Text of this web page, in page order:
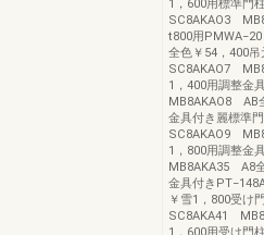
1，600用標準門
SC8AKAO3
t800用
全色￥54，400
SC8AKAO7
1，400用調整
MB8AKAO8 AB
金具付き麗標準
SC8AKAO9
1，800用調整
MB8AKA35 A8
金具付き
￥雪1，800受け
SC8AKA41